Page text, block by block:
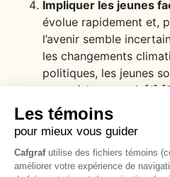
Impliquer les jeunes
évolue rapidement et,
l’avenir semble
les changements
politiques, les jeunes
quant à leur avenir.[1]
Les jeunes ont besoin de
prenante de leur avenir et
différence. L’un des moyens
donner aux jeunes une voix